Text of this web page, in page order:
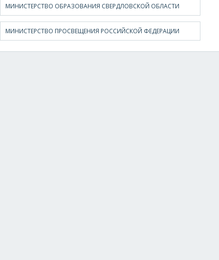
МИНИСТЕРСТВО ОБРАЗОВАНИЯ СВЕРДЛОВСКОЙ ОБЛАСТИ
МИНИСТЕРСТВО ПРОСВЕЩЕНИЯ РОССИЙСКОЙ ФЕДЕРАЦИИ